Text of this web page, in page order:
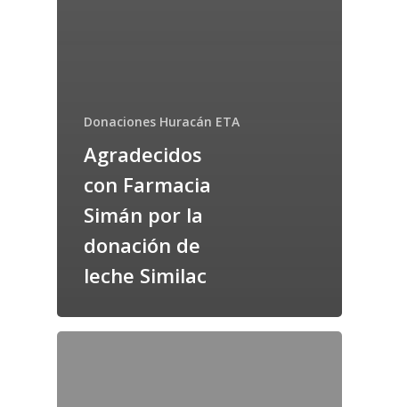
Donaciones Huracán ETA
Agradecidos
con Farmacia
Simán por la
donación de
leche Similac